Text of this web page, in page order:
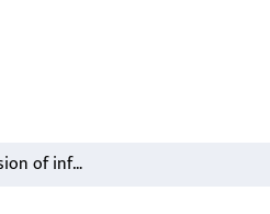
Exclusion or inclusion of information of culled bulls on the single-step genomic evaluation